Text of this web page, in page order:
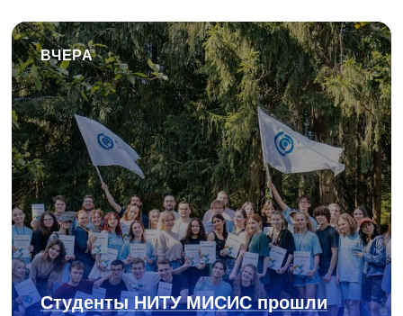
ВЧЕРА
Студенты НИТУ МИСИС прошли